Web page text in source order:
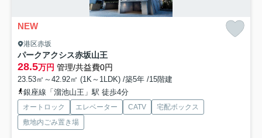
NEW
港区赤坂
パークアクシス赤坂山王
28.5万円 管理/共益費0円
23.53㎡～42.92㎡ (1K～1LDK) /築5年 /15階建
銀座線「溜池山王」駅 徒歩4分
オートロック エレベーター CATV
宅配ボックス
敷地内ごみ置き場